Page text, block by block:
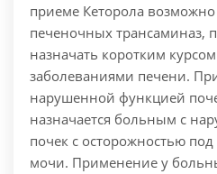
приеме Кеторола
печеночных трансаминаз,
назначать коротким
заболеваниями печени.
нарушенной функцией
назначается больным с
почек с осторожностью
мочи. Применение у